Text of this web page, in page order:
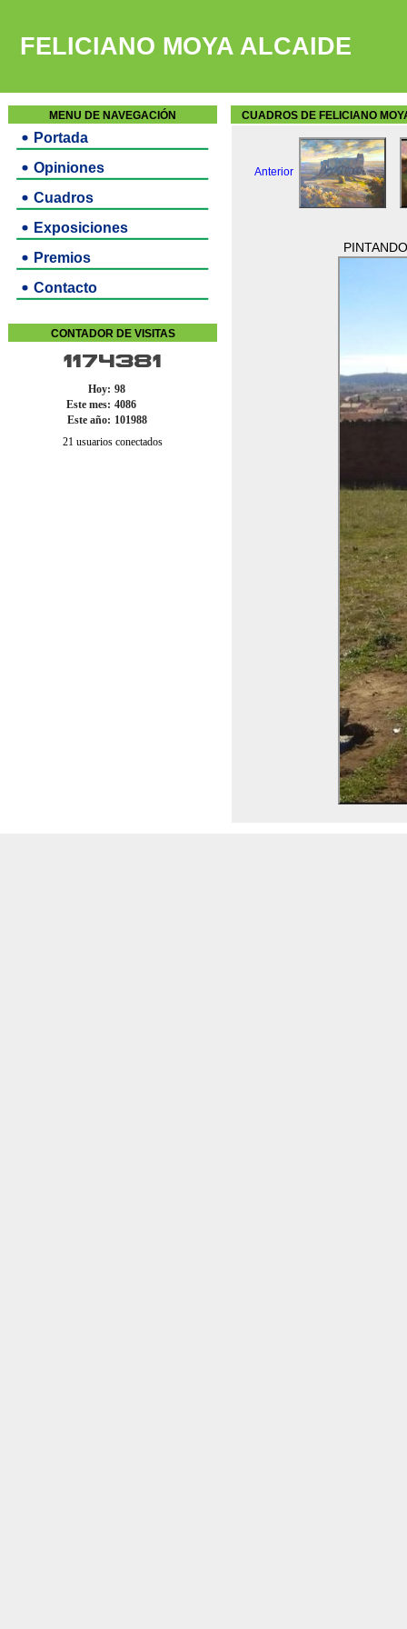
FELICIANO MOYA ALCAIDE
MENU DE NAVEGACIÓN
Portada
Opiniones
Cuadros
Exposiciones
Premios
Contacto
CONTADOR DE VISITAS
1174381
Hoy: 98
Este mes: 4086
Este año: 101988
21 usuarios conectados
CUADROS DE FELICIANO
Anterior